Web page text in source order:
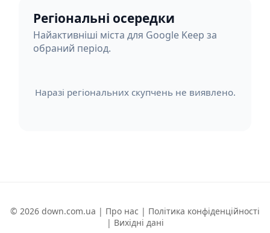
Регіональні осередки
Найактивніші міста для Google Keep за
обраний період.
Наразі регіональних скупчень не виявлено.
© 2026 down.com.ua | Про нас | Політика конфіденційності
| Вихідні дані